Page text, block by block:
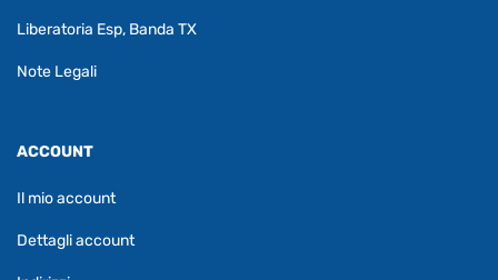
Liberatoria Esp, Banda TX
Note Legali
ACCOUNT
Il mio account
Dettagli account